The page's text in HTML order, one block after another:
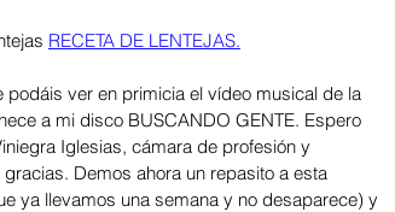
RECETA DE LENTEJAS.
ver en primicia el vídeo musical de la
a mi disco BUSCANDO GENTE. Espero
Iglesias, cámara de profesión y
Demos ahora un repasito a esta
ya llevamos una semana y no desaparece) y